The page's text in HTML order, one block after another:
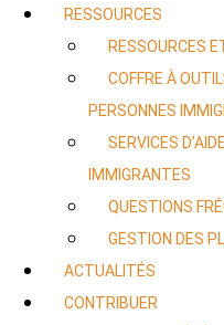
RESSOURCES
RESSOURCES
COFFRE À
PERSONNES
SERVICES
IMMIGRANTES
QUESTIONS
GESTION DES
ACTUALITÉS
CONTRIBUER